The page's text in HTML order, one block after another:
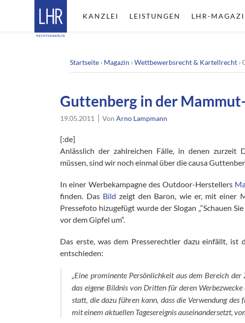
KANZLEI LEISTUNGEN LHR-
Startseite › Magazin ›Wettbewerbsrecht & Kartellrecht ›
Guttenberg in der
19.05.2011 VonArno Lampmann
[:de]
Anlässlich der zahlreichen Fälle, in denen zurzeit
müssen, sind wir noch einmal über die causa
In einer Werbekampagne des Outdoor-Herstellers
finden. Das Bild zeigt den Baron, wie er, mit einer
Pressefoto hizugefügt wurde der Slogan „“Schauen
vor dem Gipfel um“.
Das erste, was dem Presserechtler dazu einfällt, ist
entschieden:
„Eine prominente Persönlichkeit aus dem Bereich
das eigene Bildnis von Dritten für deren
statt, die dazu führen kann, dass die Verwendung
mit einem aktuellen Tagesereignis auseinandersetzt,